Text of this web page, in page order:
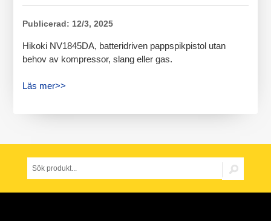
Publicerad: 12/3, 2025
Hikoki NV1845DA, batteridriven pappspikpistol utan
behov av kompressor, slang eller gas.
Läs mer>>